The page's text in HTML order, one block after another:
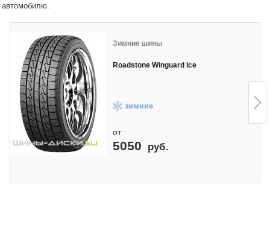
автомобилю.
Зимние шины
Roadstone Winguard Ice
зимние
от
5050 руб.